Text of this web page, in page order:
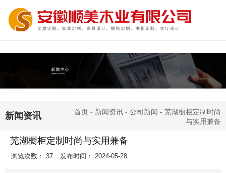
新闻资讯 首页 - 新闻资讯 - 公司新闻 - 芜湖橱柜定制时尚
与实用兼备
芜湖橱柜定制时尚与实用兼备
浏览次数： 37 发布时间： 2024-05-28